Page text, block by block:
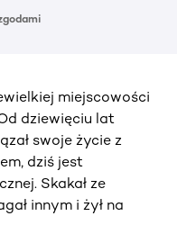
miejscowości
dziewięciu lat
swoje życie z
dziś jest
Skakał ze
innym i żył na